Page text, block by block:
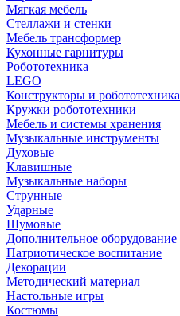
Мягкая мебель
Стеллажи и стенки
Мебель трансформер
Кухонные гарнитуры
Робототехника
LEGO
Конструкторы и робототехника
Кружки робототехники
Мебель и системы хранения
Музыкальные инструменты
Духовые
Клавишные
Музыкальные наборы
Струнные
Ударные
Шумовые
Дополнительное оборудование
Патриотическое воспитание
Декорации
Методический материал
Настольные игры
Костюмы